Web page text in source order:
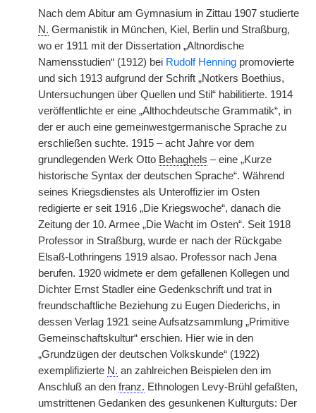
Nach dem Abitur am Gymnasium in Zittau 1907 studierte
N. Germanistik in München, Kiel, Berlin und Straßburg,
wo er 1911 mit der Dissertation „Altnordische
Namensstudien“ (1912) bei Rudolf Henning promovierte
und sich 1913 aufgrund der Schrift „Notkers Boethius,
Untersuchungen über Quellen und Stil“ habilitierte. 1914
veröffentlichte er eine „Althochdeutsche Grammatik“, in
der er auch eine gemeinwestgermanische Sprache zu
erschließen suchte. 1915 – acht Jahre vor dem
grundlegenden Werk Otto Behaghels – eine „Kurze
historische Syntax der deutschen Sprache“. Während
seines Kriegsdienstes als Unteroffizier im Osten
redigierte er seit 1916 „Die Kriegswoche“, danach die
Zeitung der 10. Armee „Die Wacht im Osten“. Seit 1918
Professor in Straßburg, wurde er nach der Rückgabe
Elsaß-Lothringens 1919 alsao. Professor nach Jena
berufen. 1920 widmete er dem gefallenen Kollegen und
Dichter Ernst Stadler eine Gedenkschrift und trat in
freundschaftliche Beziehung zu Eugen Diederichs, in
dessen Verlag 1921 seine Aufsatzsammlung „Primitive
Gemeinschaftskultur“ erschien. Hier wie in den
„Grundzügen der deutschen Volkskunde“ (1922)
exemplifizierte N. an zahlreichen Beispielen den im
Anschluß an den franz. Ethnologen Levy-Brühl gefaßten,
umstrittenen Gedanken des gesunkenen Kulturguts: Der